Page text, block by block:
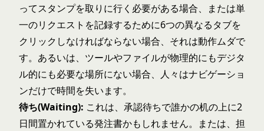
ってスタンプを取りに行く必要がある場合、または単
一のリクエストを記録するために6つの異なるタブを
クリックしなければならない場合、それは動作ムダで
す。あるいは、ツールやファイルが物理的にもデジタ
ル的にも必要な場所にない場合、人々はナビゲーショ
ンだけで時間を失います。
待ち(Waiting): これは、承認待ちで誰かの机の上に2
日間置かれている発注書かもしれません。または、担